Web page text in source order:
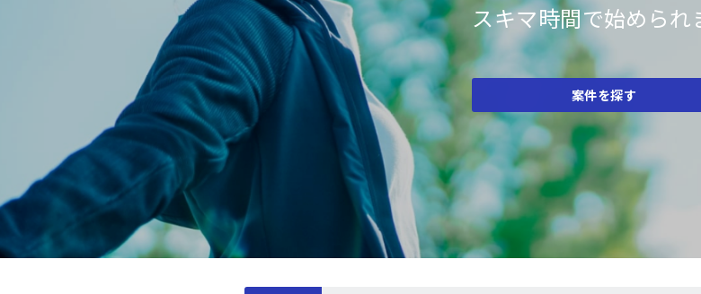
スキマ時間で始められ
案件を探す
新規会員登録
＼slackに参加する／
案件を探す